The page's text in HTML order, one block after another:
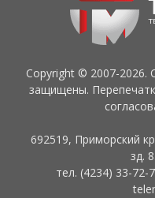
Copyright © 2007-
защищены.
692519, Приморский
зд.
тел. (4234) 33-72-